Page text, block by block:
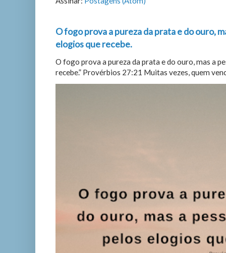
O fogo prova a pureza da prata e do ouro,
elogios que recebe.
O fogo prova a pureza da prata e do ouro, mas a
recebe.” Provérbios 27:21 Muitas vezes, quem